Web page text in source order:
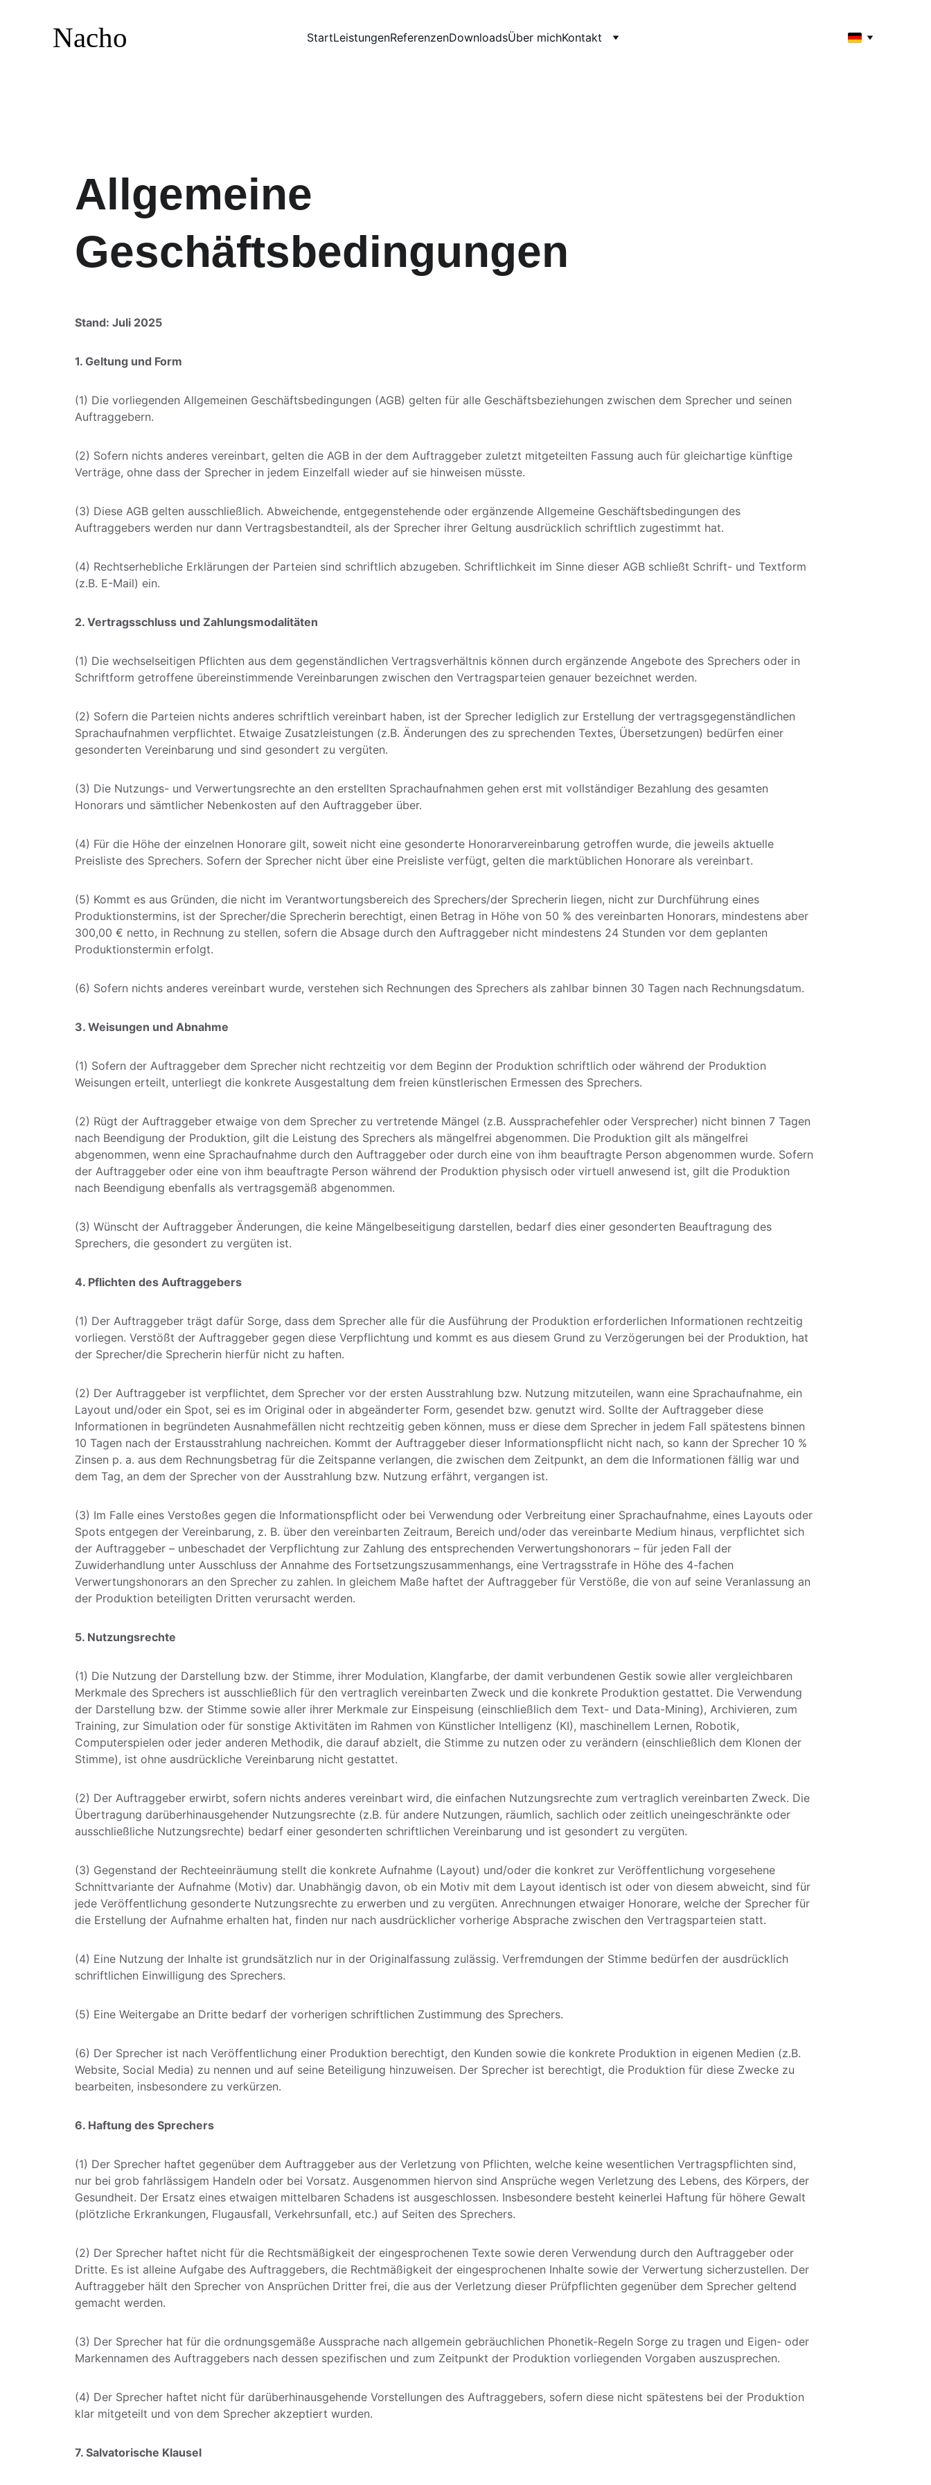
Nacho StartLeistungenReferenzenDownloadsÜber michKontakt
Allgemeine
Geschäftsbedingungen
Stand: Juli 2025
1. Geltung und Form
(1) Die vorliegenden Allgemeinen Geschäftsbedingungen (AGB) gelten für alle Geschäftsbeziehungen zwischen dem Sprecher und seinen
Auftraggebern.
(2) Sofern nichts anderes vereinbart, gelten die AGB in der dem Auftraggeber zuletzt mitgeteilten Fassung auch für gleichartige künftige
Verträge, ohne dass der Sprecher in jedem Einzelfall wieder auf sie hinweisen müsste.
(3) Diese AGB gelten ausschließlich. Abweichende, entgegenstehende oder ergänzende Allgemeine Geschäftsbedingungen des
Auftraggebers werden nur dann Vertragsbestandteil, als der Sprecher ihrer Geltung ausdrücklich schriftlich zugestimmt hat.
(4) Rechtserhebliche Erklärungen der Parteien sind schriftlich abzugeben. Schriftlichkeit im Sinne dieser AGB schließt Schrift- und Textform
(z.B. E-Mail) ein.
2. Vertragsschluss und Zahlungsmodalitäten
(1) Die wechselseitigen Pflichten aus dem gegenständlichen Vertragsverhältnis können durch ergänzende Angebote des Sprechers oder in
Schriftform getroffene übereinstimmende Vereinbarungen zwischen den Vertragsparteien genauer bezeichnet werden.
(2) Sofern die Parteien nichts anderes schriftlich vereinbart haben, ist der Sprecher lediglich zur Erstellung der vertragsgegenständlichen
Sprachaufnahmen verpflichtet. Etwaige Zusatzleistungen (z.B. Änderungen des zu sprechenden Textes, Übersetzungen) bedürfen einer
gesonderten Vereinbarung und sind gesondert zu vergüten.
(3) Die Nutzungs- und Verwertungsrechte an den erstellten Sprachaufnahmen gehen erst mit vollständiger Bezahlung des gesamten
Honorars und sämtlicher Nebenkosten auf den Auftraggeber über.
(4) Für die Höhe der einzelnen Honorare gilt, soweit nicht eine gesonderte Honorarvereinbarung getroffen wurde, die jeweils aktuelle
Preisliste des Sprechers. Sofern der Sprecher nicht über eine Preisliste verfügt, gelten die marktüblichen Honorare als vereinbart.
(5) Kommt es aus Gründen, die nicht im Verantwortungsbereich des Sprechers/der Sprecherin liegen, nicht zur Durchführung eines
Produktionstermins, ist der Sprecher/die Sprecherin berechtigt, einen Betrag in Höhe von 50 % des vereinbarten Honorars, mindestens aber
300,00 € netto, in Rechnung zu stellen, sofern die Absage durch den Auftraggeber nicht mindestens 24 Stunden vor dem geplanten
Produktionstermin erfolgt.
(6) Sofern nichts anderes vereinbart wurde, verstehen sich Rechnungen des Sprechers als zahlbar binnen 30 Tagen nach Rechnungsdatum.
3. Weisungen und Abnahme
(1) Sofern der Auftraggeber dem Sprecher nicht rechtzeitig vor dem Beginn der Produktion schriftlich oder während der Produktion
Weisungen erteilt, unterliegt die konkrete Ausgestaltung dem freien künstlerischen Ermessen des Sprechers.
(2) Rügt der Auftraggeber etwaige von dem Sprecher zu vertretende Mängel (z.B. Aussprachefehler oder Versprecher) nicht binnen 7 Tagen
nach Beendigung der Produktion, gilt die Leistung des Sprechers als mängelfrei abgenommen. Die Produktion gilt als mängelfrei
abgenommen, wenn eine Sprachaufnahme durch den Auftraggeber oder durch eine von ihm beauftragte Person abgenommen wurde. Sofern
der Auftraggeber oder eine von ihm beauftragte Person während der Produktion physisch oder virtuell anwesend ist, gilt die Produktion
nach Beendigung ebenfalls als vertragsgemäß abgenommen.
(3) Wünscht der Auftraggeber Änderungen, die keine Mängelbeseitigung darstellen, bedarf dies einer gesonderten Beauftragung des
Sprechers, die gesondert zu vergüten ist.
4. Pflichten des Auftraggebers
(1) Der Auftraggeber trägt dafür Sorge, dass dem Sprecher alle für die Ausführung der Produktion erforderlichen Informationen rechtzeitig
vorliegen. Verstößt der Auftraggeber gegen diese Verpflichtung und kommt es aus diesem Grund zu Verzögerungen bei der Produktion, hat
der Sprecher/die Sprecherin hierfür nicht zu haften.
(2) Der Auftraggeber ist verpflichtet, dem Sprecher vor der ersten Ausstrahlung bzw. Nutzung mitzuteilen, wann eine Sprachaufnahme, ein
Layout und/oder ein Spot, sei es im Original oder in abgeänderter Form, gesendet bzw. genutzt wird. Sollte der Auftraggeber diese
Informationen in begründeten Ausnahmefällen nicht rechtzeitig geben können, muss er diese dem Sprecher in jedem Fall spätestens binnen
10 Tagen nach der Erstausstrahlung nachreichen. Kommt der Auftraggeber dieser Informationspflicht nicht nach, so kann der Sprecher 10 %
Zinsen p. a. aus dem Rechnungsbetrag für die Zeitspanne verlangen, die zwischen dem Zeitpunkt, an dem die Informationen fällig war und
dem Tag, an dem der Sprecher von der Ausstrahlung bzw. Nutzung erfährt, vergangen ist.
(3) Im Falle eines Verstoßes gegen die Informationspflicht oder bei Verwendung oder Verbreitung einer Sprachaufnahme, eines Layouts oder
Spots entgegen der Vereinbarung, z. B. über den vereinbarten Zeitraum, Bereich und/oder das vereinbarte Medium hinaus, verpflichtet sich
der Auftraggeber – unbeschadet der Verpflichtung zur Zahlung des entsprechenden Verwertungshonorars – für jeden Fall der
Zuwiderhandlung unter Ausschluss der Annahme des Fortsetzungszusammenhangs, eine Vertragsstrafe in Höhe des 4-fachen
Verwertungshonorars an den Sprecher zu zahlen. In gleichem Maße haftet der Auftraggeber für Verstöße, die von auf seine Veranlassung an
der Produktion beteiligten Dritten verursacht werden.
5. Nutzungsrechte
(1) Die Nutzung der Darstellung bzw. der Stimme, ihrer Modulation, Klangfarbe, der damit verbundenen Gestik sowie aller vergleichbaren
Merkmale des Sprechers ist ausschließlich für den vertraglich vereinbarten Zweck und die konkrete Produktion gestattet. Die Verwendung
der Darstellung bzw. der Stimme sowie aller ihrer Merkmale zur Einspeisung (einschließlich dem Text- und Data-Mining), Archivieren, zum
Training, zur Simulation oder für sonstige Aktivitäten im Rahmen von Künstlicher Intelligenz (KI), maschinellem Lernen, Robotik,
Computerspielen oder jeder anderen Methodik, die darauf abzielt, die Stimme zu nutzen oder zu verändern (einschließlich dem Klonen der
Stimme), ist ohne ausdrückliche Vereinbarung nicht gestattet.
(2) Der Auftraggeber erwirbt, sofern nichts anderes vereinbart wird, die einfachen Nutzungsrechte zum vertraglich vereinbarten Zweck. Die
Übertragung darüberhinausgehender Nutzungsrechte (z.B. für andere Nutzungen, räumlich, sachlich oder zeitlich uneingeschränkte oder
ausschließliche Nutzungsrechte) bedarf einer gesonderten schriftlichen Vereinbarung und ist gesondert zu vergüten.
(3) Gegenstand der Rechteeinräumung stellt die konkrete Aufnahme (Layout) und/oder die konkret zur Veröffentlichung vorgesehene
Schnittvariante der Aufnahme (Motiv) dar. Unabhängig davon, ob ein Motiv mit dem Layout identisch ist oder von diesem abweicht, sind für
jede Veröffentlichung gesonderte Nutzungsrechte zu erwerben und zu vergüten. Anrechnungen etwaiger Honorare, welche der Sprecher für
die Erstellung der Aufnahme erhalten hat, finden nur nach ausdrücklicher vorherige Absprache zwischen den Vertragsparteien statt.
(4) Eine Nutzung der Inhalte ist grundsätzlich nur in der Originalfassung zulässig. Verfremdungen der Stimme bedürfen der ausdrücklich
schriftlichen Einwilligung des Sprechers.
(5) Eine Weitergabe an Dritte bedarf der vorherigen schriftlichen Zustimmung des Sprechers.
(6) Der Sprecher ist nach Veröffentlichung einer Produktion berechtigt, den Kunden sowie die konkrete Produktion in eigenen Medien (z.B.
Website, Social Media) zu nennen und auf seine Beteiligung hinzuweisen. Der Sprecher ist berechtigt, die Produktion für diese Zwecke zu
bearbeiten, insbesondere zu verkürzen.
6. Haftung des Sprechers
(1) Der Sprecher haftet gegenüber dem Auftraggeber aus der Verletzung von Pflichten, welche keine wesentlichen Vertragspflichten sind,
nur bei grob fahrlässigem Handeln oder bei Vorsatz. Ausgenommen hiervon sind Ansprüche wegen Verletzung des Lebens, des Körpers, der
Gesundheit. Der Ersatz eines etwaigen mittelbaren Schadens ist ausgeschlossen. Insbesondere besteht keinerlei Haftung für höhere Gewalt
(plötzliche Erkrankungen, Flugausfall, Verkehrsunfall, etc.) auf Seiten des Sprechers.
(2) Der Sprecher haftet nicht für die Rechtsmäßigkeit der eingesprochenen Texte sowie deren Verwendung durch den Auftraggeber oder
Dritte. Es ist alleine Aufgabe des Auftraggebers, die Rechtmäßigkeit der eingesprochenen Inhalte sowie der Verwertung sicherzustellen. Der
Auftraggeber hält den Sprecher von Ansprüchen Dritter frei, die aus der Verletzung dieser Prüfpflichten gegenüber dem Sprecher geltend
gemacht werden.
(3) Der Sprecher hat für die ordnungsgemäße Aussprache nach allgemein gebräuchlichen Phonetik-Regeln Sorge zu tragen und Eigen- oder
Markennamen des Auftraggebers nach dessen spezifischen und zum Zeitpunkt der Produktion vorliegenden Vorgaben auszusprechen.
(4) Der Sprecher haftet nicht für darüberhinausgehende Vorstellungen des Auftraggebers, sofern diese nicht spätestens bei der Produktion
klar mitgeteilt und von dem Sprecher akzeptiert wurden.
7. Salvatorische Klausel